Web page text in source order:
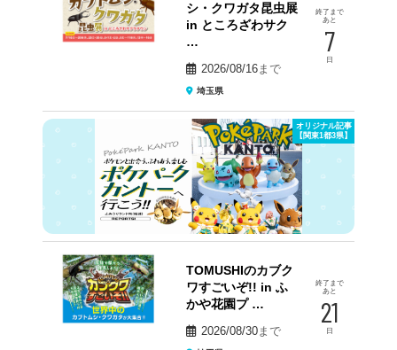
シ・クワガタ昆虫展
in ところざわサク
…
2026/08/16まで
埼玉県
終了まで
あと
7
日
オリジナル記事
【関東1都3県】
TOMUSHIのカブク
ワすごいぞ!! in ふ
かや花園プ …
2026/08/30まで
終了まで
あと
21
日